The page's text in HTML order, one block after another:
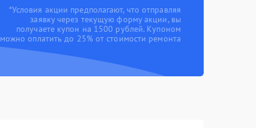
*Условия акции предполагают, что отправляя
заявку через текущую форму акции, вы
получаете купон на 1500 рублей. Купоном
можно оплатить до 25% от стоимости ремонта